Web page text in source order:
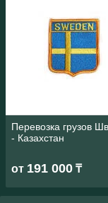
Перевозка грузов
- Казахстан
от 191 000 ₸